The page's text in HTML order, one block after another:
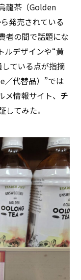
龍茶（Golden
発売されている
者の間で話題にな
ルデザインや“黄
ている点が指摘
／代替品）”では
情報サイト、 チ
てみた。